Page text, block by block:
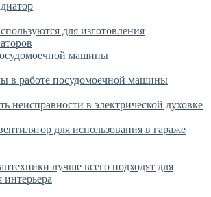
для изготовления
в работе посудомоечной машины
неисправности в электрической духовке
для использования в гараже
лучше всего подходят для
интерьера